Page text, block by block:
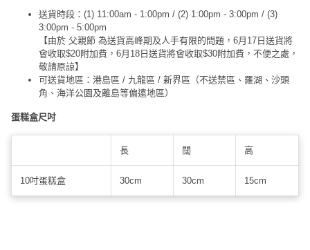
送貨時段：(1) 11:00am - 1:00pm / (2) 1:00pm - 3:00pm / (3)
3:00pm - 5:00pm
【由於 父親節 為送貨高峰期及人手有限的問題，6月17日送貨將
會收取$20附加費，6月18日送貨將會收取$30附加費，不便之處，
敬請原諒】
可送貨地區：港島區 / 九龍區 / 新界區（不送禁區、羅湖、沙頭
角、海洋公園及離島等偏遠地區）
蛋糕盒尺吋
長 闊 高
10吋蛋糕盒 30cm 30cm 15cm